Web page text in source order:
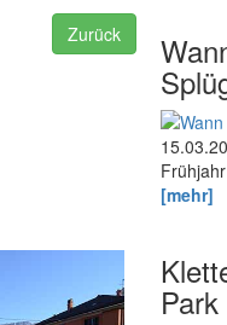
Zurück
[mehr]